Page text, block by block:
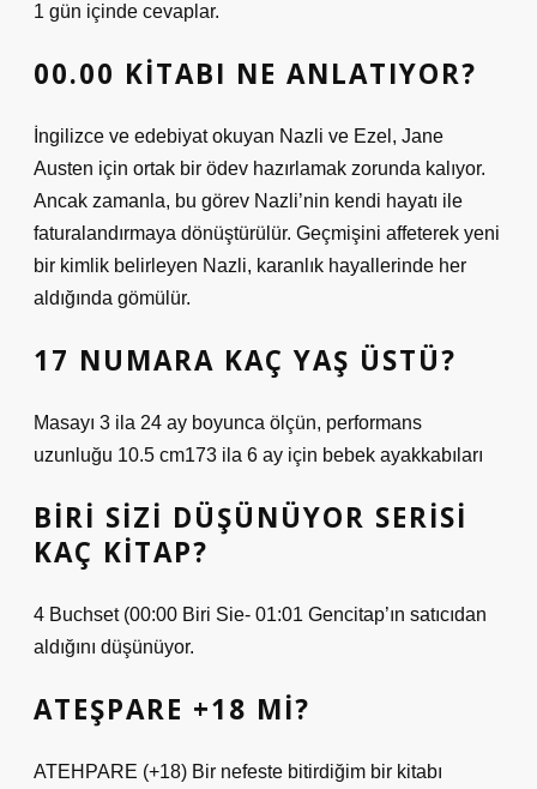
1 gün içinde cevaplar.
00.00 KITABI NE ANLATIYOR?
İngilizce ve edebiyat okuyan Nazli ve Ezel, Jane
Austen için ortak bir ödev hazırlamak zorunda kalıyor.
Ancak zamanla, bu görev Nazli’nin kendi hayatı ile
faturalandırmaya dönüştürülür. Geçmişini affeterek yeni
bir kimlik belirleyen Nazli, karanlık hayallerinde her
aldığında gömülür.
17 NUMARA KAÇ YAŞ ÜSTÜ?
Masayı 3 ila 24 ay boyunca ölçün, performans
uzunluğu 10.5 cm173 ila 6 ay için bebek ayakkabıları
BIRI SIZI DÜŞÜNÜYOR SERISI
KAÇ KITAP?
4 Buchset (00:00 Biri Sie- 01:01 Gencitap’ın satıcıdan
aldığını düşünüyor.
ATEŞPARE +18 MI?
ATEHPARE (+18) Bir nefeste bitirdiğim bir kitabı